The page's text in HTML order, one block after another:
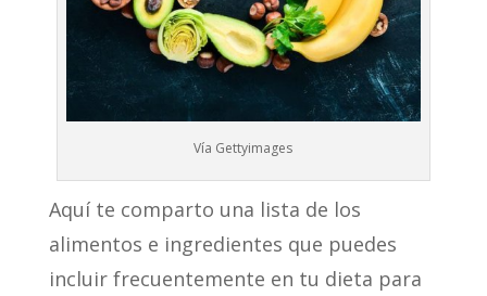
Vía Gettyimages
Aquí te comparto una lista de los
alimentos e ingredientes que puedes
incluir frecuentemente en tu dieta para